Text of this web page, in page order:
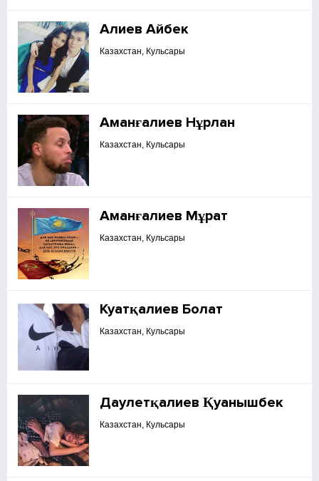
Алиев Айбек
Казахстан, Кульсары
Аманғалиев Нұрлан
Казахстан, Кульсары
Аманғалиев Мұрат
Казахстан, Кульсары
Куатқалиев Болат
Казахстан, Кульсары
Даулетқалиев Қуанышбек
Казахстан, Кульсары